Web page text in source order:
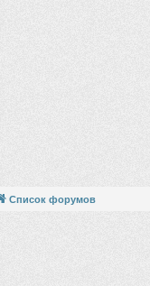
Список форумов